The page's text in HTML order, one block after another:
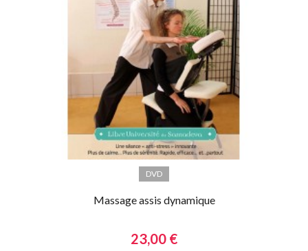
DVD
Massage assis dynamique
23,00 €